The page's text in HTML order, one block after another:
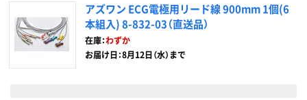
アズワン ECG電極用リード線 900mm 1個(6
本組入) 8-832-03（直送品）
在庫：わずか
お届け日：8月12日（水）まで